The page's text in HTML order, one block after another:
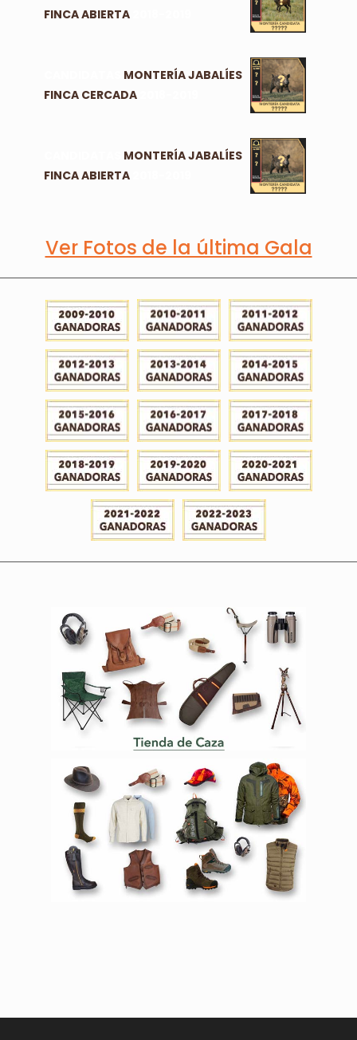
FINCA ABIERTA
MONTERÍA JABALÍES
FINCA CERCADA
MONTERÍA JABALÍES
FINCA ABIERTA
Ver Fotos de la última Gala